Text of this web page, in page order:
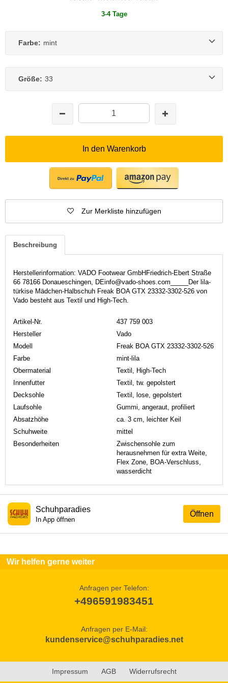
3-4 Tage
Farbe: mint
Größe: 33
In den Warenkorb
Zur Merkliste hinzufügen
Beschreibung
Herstellerinformation: VADO Footwear GmbHFriedrich-Ebert Straße
66 78166 Donaueschingen, DEinfo@vado-shoes.com_____Der lila-
türkise Mädchen-Halbschuh Freak BOA GTX 23332-3302-526 von
Vado besteht aus Textil und High-Tech.
Artikel-Nr.
437 759 003
Hersteller
Vado
Modell
Freak BOA GTX 23332-3302-526
Farbe
mint-lila
Obermaterial
Textil, High-Tech
Innenfutter
Textil, tw. gepolstert
Decksohle
Textil, lose, gepolstert
Laufsohle
Gummi, angeraut, profiliert
Absatzhöhe
ca. 3 cm, leichter Keil
Schuhweite
mittel
Besonderheiten
Zwischensohle zum
herausnehmen für extra Weite,
Flex Zone, BOA-Verschluss,
wasserdicht
Öffnen
Schuhparadies
In App öffnen
Wir helfen gerne weiter
Anfragen per Telefon:
+496591983451
Anfragen per E-Mail:
kundenservice@schuhparadies.net
Impressum AGB Widerrufsrecht